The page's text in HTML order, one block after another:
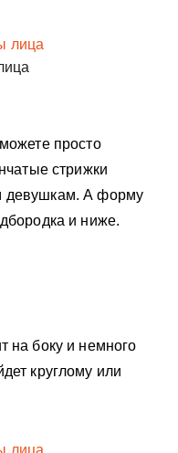
просто
стрижки
девушкам. А форму
и ниже.
на боку и немного
круглому или